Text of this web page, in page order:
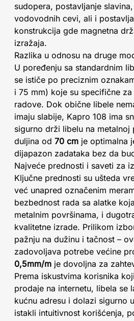
sudopera, postavljanje
vodovodnih cevi, ali i
konstrukcija gde magnetna
izražaja.
Razlika u odnosu na druge
U poređenju sa standardnim
se ističe po preciznim
i 75 mm) koje su specifične
radove. Dok obične libele
imaju slabije, Kapro 108 ima
sigurno drži libelu na metalnoj
duljina od 70 cm je optimalna
dijapazon zadataka bez da
Najveće prednosti i saveti za
Ključne prednosti su ušteda
već unapred označenim
bezbednost rada sa alatke
metalnim površinama, i
kvalitetne izrade. Prilikom
pažnju na dužinu i tačnost –
zadovoljava potrebe većine
0,5mm/m je dovoljna za
Prema iskustvima korisnika
prodaje na internetu, libela se
kućnu adresu i dolazi sigurno
istakli intuitivnost korišćenja,